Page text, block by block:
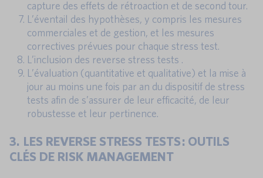
capture des effets de rétroaction et de second tour.
L’éventail des hypothèses, y compris les mesures
commerciales et de gestion, et les mesures
correctives prévues pour chaque stress test.
L’inclusion des reverse stress tests .
L’évaluation (quantitative et qualitative) et la mise à
jour au moins une fois par an du dispositif de stress
tests afin de s’assurer de leur efficacité, de leur
robustesse et leur pertinence.
3. LES REVERSE STRESS TESTS : OUTILS
CLÉS DE RISK MANAGEMENT